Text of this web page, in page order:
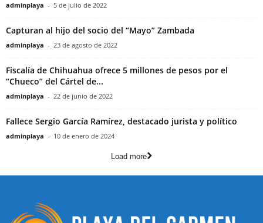
adminplaya - 5 de julio de 2022
Capturan al hijo del socio del “Mayo” Zambada
adminplaya - 23 de agosto de 2022
Fiscalía de Chihuahua ofrece 5 millones de pesos por el
“Chueco” del Cártel de...
adminplaya - 22 de junio de 2022
Fallece Sergio García Ramírez, destacado jurista y político
adminplaya - 10 de enero de 2024
Load more